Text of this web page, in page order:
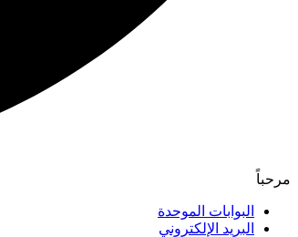
مرحباً
البوابات الموحدة
البريد الإلكتروني